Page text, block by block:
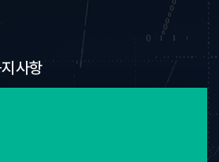
사항